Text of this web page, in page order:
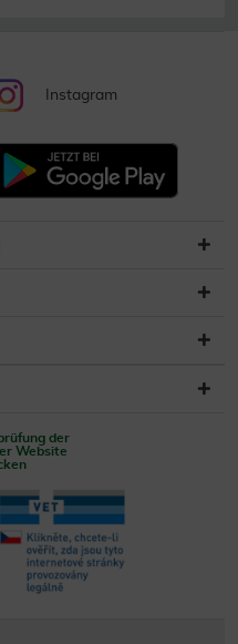
Instagram
der
Website